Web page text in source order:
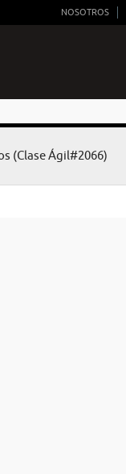
NOSOTROS
(Clase Ágil#2066)